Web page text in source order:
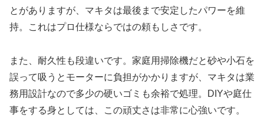
とがありますが、マキタは最後まで安定したパワーを維
持。これはプロ仕様ならではの頼もしさです。
また、耐久性も段違いです。家庭用掃除機だと砂や小石を
誤って吸うとモーターに負担がかかりますが、マキタは業
務用設計なので多少の硬いゴミも余裕で処理。DIYや庭仕
事をする身としては、この頑丈さは非常に心強いです。